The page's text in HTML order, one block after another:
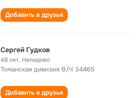
Добавить в друзья
Сергей Гудков
48 лет, Нелидово
Томанская дивизия В/Ч 34465
Добавить в друзья